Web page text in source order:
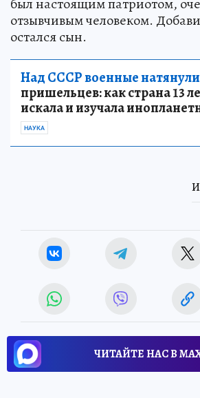
отзывчивым человеком.
остался сын.
Над СССР военные натянули
пришельцев: как страна 13
искала и изучала
НАУКА
ЧИТАЙТЕ НАС В